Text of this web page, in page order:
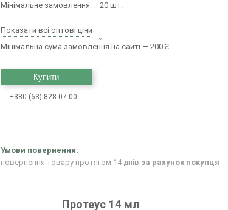
Мінімальне замовлення — 20 шт.
Показати всі оптові ціни
Мінімальна сума замовлення на сайті — 200 ₴
Купити
+380 (63) 828-07-00
повернення товару протягом 14 днів за рахунок покупця
Протеус 14 мл